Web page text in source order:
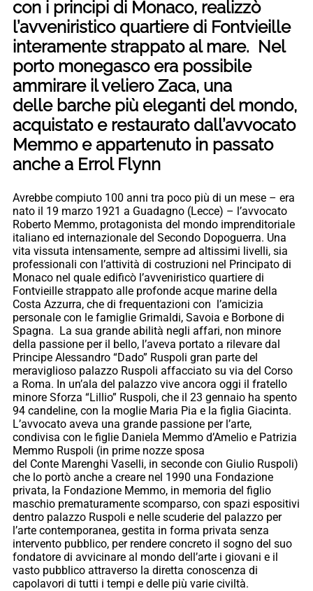
con i principi di Monaco, realizzò
l’avveniristico quartiere di Fontvieille
interamente strappato al mare. Nel
porto monegasco era possibile
ammirare il veliero Zaca, una
delle barche più eleganti del mondo,
acquistato e restaurato dall’avvocato
Memmo e appartenuto in passato
anche a Errol Flynn
Avrebbe compiuto 100 anni tra poco più di un mese – era
nato il 19 marzo 1921 a Guadagno (Lecce) – l’avvocato
Roberto Memmo, protagonista del mondo imprenditoriale
italiano ed internazionale del Secondo Dopoguerra. Una
vita vissuta intensamente, sempre ad altissimi livelli, sia
professionali con l’attività di costruzioni nel Principato di
Monaco nel quale edificò l’avveniristico quartiere di
Fontvieille strappato alle profonde acque marine della
Costa Azzurra, che di frequentazioni con l’amicizia
personale con le famiglie Grimaldi, Savoia e Borbone di
Spagna. La sua grande abilità negli affari, non minore
della passione per il bello, l’aveva portato a rilevare dal
Principe Alessandro “Dado” Ruspoli gran parte del
meraviglioso palazzo Ruspoli affacciato su via del Corso
a Roma. In un’ala del palazzo vive ancora oggi il fratello
minore Sforza “Lillio” Ruspoli, che il 23 gennaio ha spento
94 candeline, con la moglie Maria Pia e la figlia Giacinta.
L’avvocato aveva una grande passione per l’arte,
condivisa con le figlie Daniela Memmo d’Amelio e Patrizia
Memmo Ruspoli (in prime nozze sposa
del Conte Marenghi Vaselli, in seconde con Giulio Ruspoli)
che lo portò anche a creare nel 1990 una Fondazione
privata, la Fondazione Memmo, in memoria del figlio
maschio prematuramente scomparso, con spazi espositivi
dentro palazzo Ruspoli e nelle scuderie del palazzo per
l’arte contemporanea, gestita in forma privata senza
intervento pubblico, per rendere concreto il sogno del suo
fondatore di avvicinare al mondo dell’arte i giovani e il
vasto pubblico attraverso la diretta conoscenza di
capolavori di tutti i tempi e delle più varie civiltà.